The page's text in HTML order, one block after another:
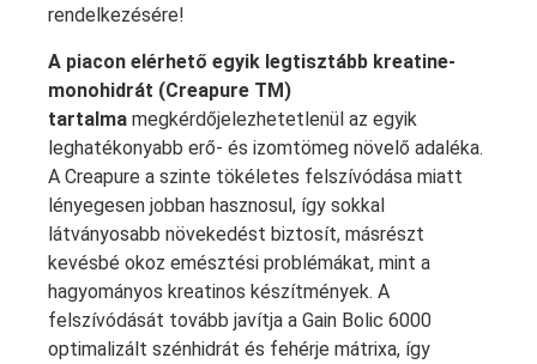
rendelkezésére!
A piacon elérhető egyik legtisztább kreatine-
monohidrát (Creapure TM)
tartalma megkérdőjelezhetetlenül az egyik
leghatékonyabb erő- és izomtömeg növelő adaléka.
A Creapure a szinte tökéletes felszívódása miatt
lényegesen jobban hasznosul, így sokkal
látványosabb növekedést biztosít, másrészt
kevésbé okoz emésztési problémákat, mint a
hagyományos kreatinos készítmények. A
felszívódását tovább javítja a Gain Bolic 6000
optimalizált szénhidrát és fehérje mátrixa, így